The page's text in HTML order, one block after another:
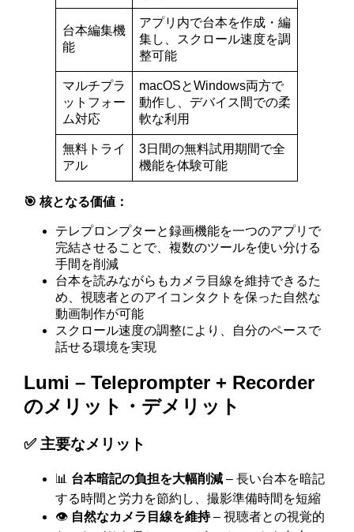
台本編集機
能
アプリ内で台本を作成・編
集し、スクロール速度を調
整可能
マルチプラ
ットフォー
ム対応
macOSとWindows両方で
動作し、デバイス間での柔
軟な利用
無料トライ
アル
3日間の無料試用期間で全
機能を体験可能
🎯 核となる価値：
テレプロンプターと録画機能を一つのアプリで
完結させることで、複数のツールを使い分ける
手間を削減
台本を読みながらもカメラ目線を維持できるた
め、視聴者とのアイコンタクトを保った自然な
動画制作が可能
スクロール速度の調整により、自分のペースで
話せる環境を実現
Lumi – Teleprompter + Recorder
のメリット・デメリット
✅ 主要なメリット
📊 台本暗記の負担を大幅削減 – 長い台本を暗記
する時間と労力を節約し、撮影準備時間を短縮
👁️ 自然なカメラ目線を維持– 視聴者との視覚的